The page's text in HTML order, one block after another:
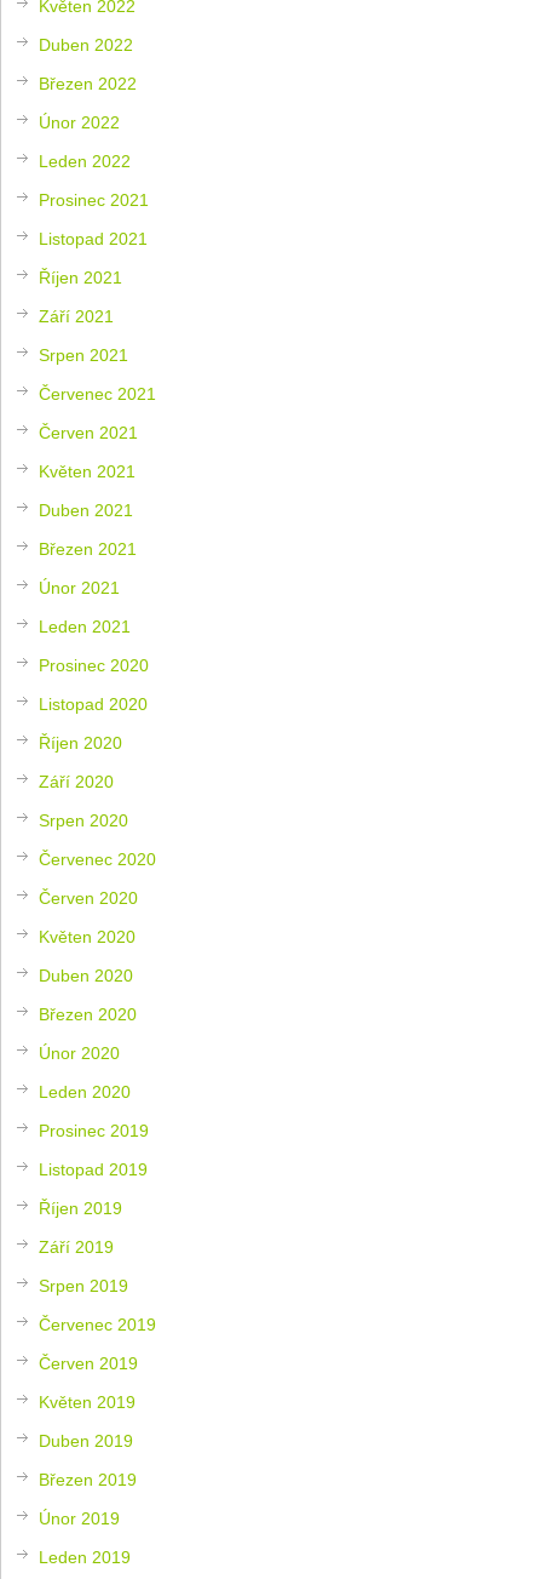
Květen 2022
Duben 2022
Březen 2022
Únor 2022
Leden 2022
Prosinec 2021
Listopad 2021
Říjen 2021
Září 2021
Srpen 2021
Červenec 2021
Červen 2021
Květen 2021
Duben 2021
Březen 2021
Únor 2021
Leden 2021
Prosinec 2020
Listopad 2020
Říjen 2020
Září 2020
Srpen 2020
Červenec 2020
Červen 2020
Květen 2020
Duben 2020
Březen 2020
Únor 2020
Leden 2020
Prosinec 2019
Listopad 2019
Říjen 2019
Září 2019
Srpen 2019
Červenec 2019
Červen 2019
Květen 2019
Duben 2019
Březen 2019
Únor 2019
Leden 2019